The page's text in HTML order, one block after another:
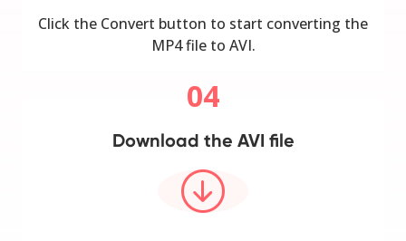
Click the Convert button to start converting the
MP4 file to AVI.
04
Download the AVI file